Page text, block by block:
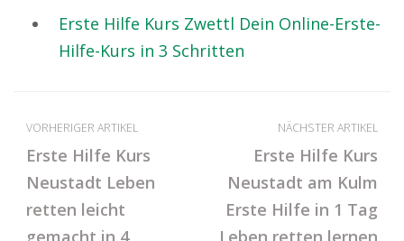
Erste Hilfe Kurs Zwettl Dein Online-Erste-
Hilfe-Kurs in 3 Schritten
VORHERIGER ARTIKEL
Erste Hilfe Kurs
Neustadt Leben
retten leicht
gemacht in 4
NÄCHSTER ARTIKEL
Erste Hilfe Kurs
Neustadt am Kulm
Erste Hilfe in 1 Tag
Leben retten lernen